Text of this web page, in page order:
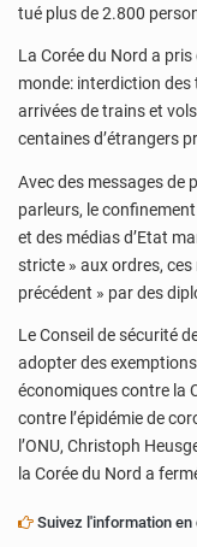
tué plus de 2.800
La Corée du Nord a
monde: interdiction
arrivées de trains et
centaines d’étrangers
Avec des messages de
parleurs, le
et des médias d’Etat
stricte » aux ordres,
précédent » par des
Le Conseil de sécurité
adopter des
économiques contre la
contre l’épidémie de
l’ONU, Christoph
la Corée du Nord a
Suivez l'information